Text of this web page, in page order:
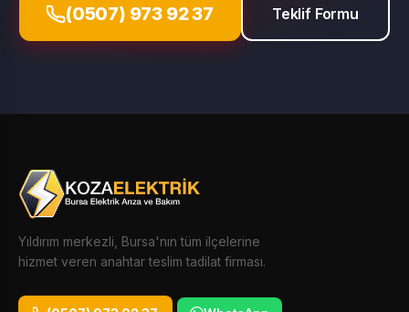
(0507) 973 92 37 Teklif Formu
Yıldırım merkezli, Bursa'nın tüm ilçelerine
hizmet veren anahtar teslim tadilat firması.